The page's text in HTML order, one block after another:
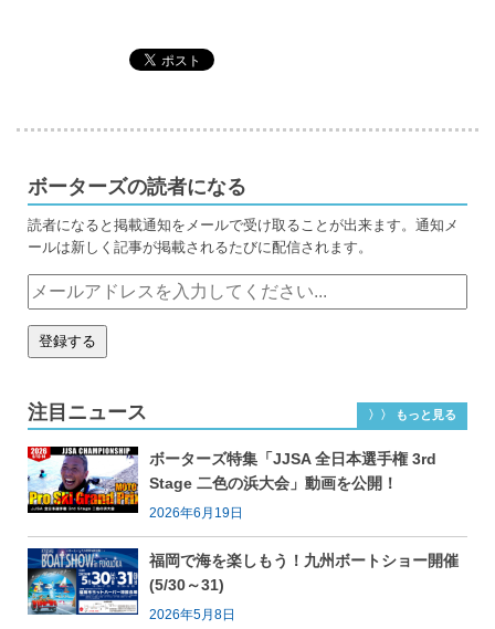
ボーターズの読者になる
読者になると掲載通知をメールで受け取ることが出来ます。通知メ
ールは新しく記事が掲載されるたびに配信されます。
注目ニュース 〉〉 もっと見る
ボーターズ特集「JJSA 全日本選手権 3rd
Stage 二色の浜大会」動画を公開！
2026年6月19日
福岡で海を楽しもう！九州ボートショー開催
(5/30～31)
2026年5月8日